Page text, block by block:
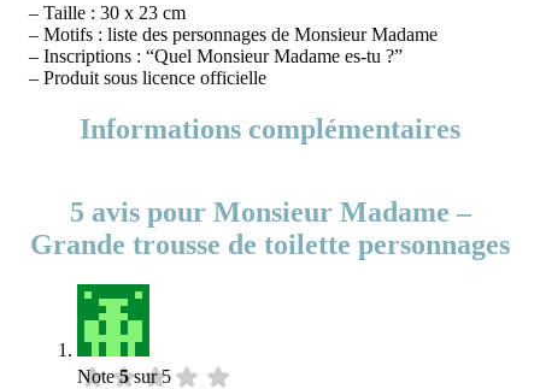
– Taille : 30 x 23 cm
– Motifs : liste des personnages de Monsieur Madame
– Inscriptions : “Quel Monsieur Madame es-tu ?”
– Produit sous licence officielle
Informations complémentaires
5 avis pour Monsieur Madame –
Grande trousse de toilette personnages
Note5sur 5